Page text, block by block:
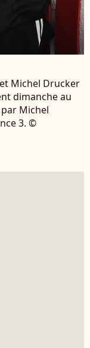
Michel Drucker
dimanche au
Michel
3. ©